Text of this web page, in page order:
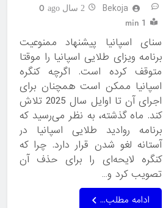
Bekoja 2 سال ago
0
1 min
سنای اسپانیا پیشنهاد ممنوعیت
برنامه ویزای طلایی اسپانیا را موقتا
متوقف کرده است. اگرچه کنگره
اسپانیا ممکن است همچنان برای
اجرای آن تا اوایل سال 2025 تلاش
کند. ماه گذشته، به نظر می‌رسید که
برنامه روادید طلایی اسپانیا در
آستانه لغو شدن قرار دارد. چرا که
کنگره لایحه‌ای را برای حذف آن
تصویب کرد و…
ادامه مطلب...